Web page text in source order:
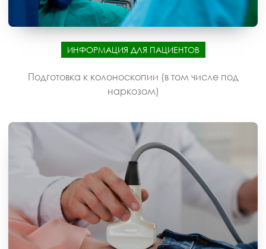
ИНФОРМАЦИЯ ДЛЯ ПАЦИЕНТОВ
Подготовка к колоноскопии (в том числе под
наркозом)